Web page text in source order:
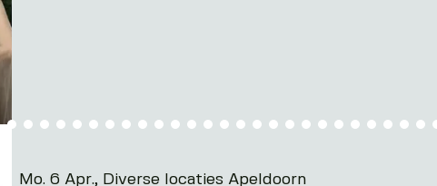
Mo. 6 Apr., Diverse locaties Apeldoorn